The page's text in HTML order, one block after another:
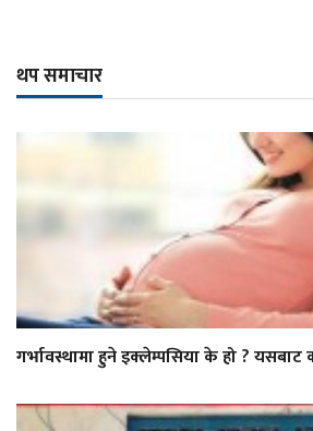
थप समाचार
गर्भावस्थामा हुने इक्लेम्पसिया के हो ? यसबाट